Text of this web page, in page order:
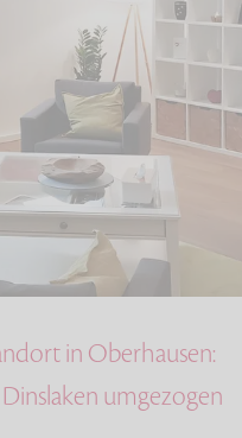
in Oberhausen:
umgezogen